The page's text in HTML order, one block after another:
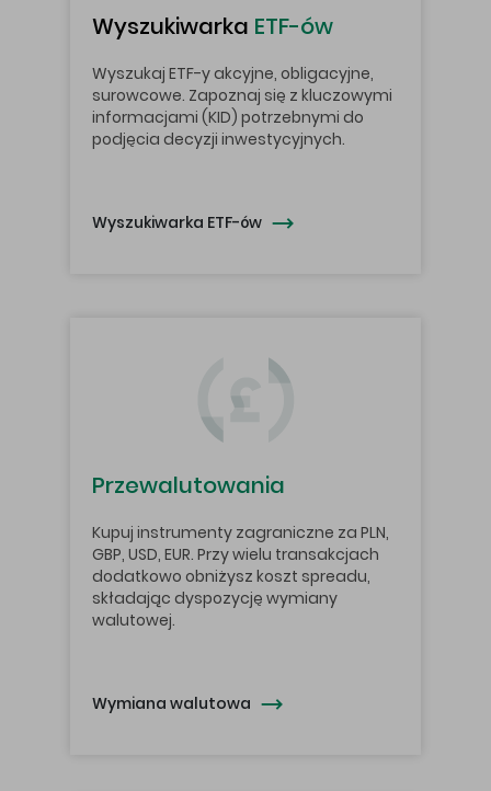
Wyszukiwarka ETF-ów
Wyszukaj ETF-y akcyjne, obligacyjne,
surowcowe. Zapoznaj się z kluczowymi
informacjami (KID) potrzebnymi do
podjęcia decyzji inwestycyjnych.
Wyszukiwarka ETF-ów
Przewalutowania
Kupuj instrumenty zagraniczne za PLN,
GBP, USD, EUR. Przy wielu transakcjach
dodatkowo obniżysz koszt spreadu,
składając dyspozycję wymiany
walutowej.
Wymiana walutowa